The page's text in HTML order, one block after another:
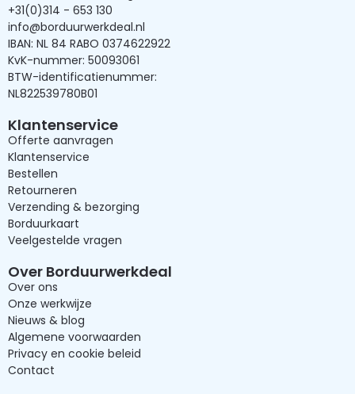
+31(0)314 - 653 130
info@borduurwerkdeal.nl
IBAN: NL 84 RABO 0374622922
KvK-nummer: 50093061
BTW-identificatienummer:
NL822539780B01
Klantenservice
Offerte aanvragen
Klantenservice
Bestellen
Retourneren
Verzending & bezorging
Borduurkaart
Veelgestelde vragen
Over Borduurwerkdeal
Over ons
Onze werkwijze
Nieuws & blog
Algemene voorwaarden
Privacy en cookie beleid
Contact